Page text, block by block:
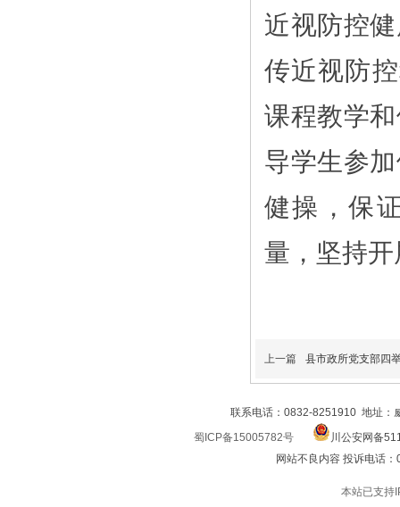
近视防控
传近视防
课程教学
导学生参
健操，保
量，坚持
上一篇 县市政所党支部四
联系电话：0832-8251910 地址
蜀ICP备15005782号
川公安网备
网站不良内容 投诉电话
本站已支持